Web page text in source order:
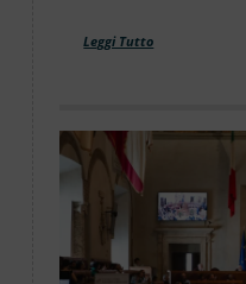
Leggi Tutto